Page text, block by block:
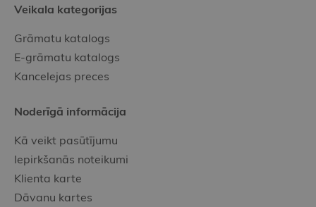
Veikala kategorijas
Grāmatu katalogs
E-grāmatu katalogs
Kancelejas preces
Noderīgā informācija
Kā veikt pasūtījumu
Iepirkšanās noteikumi
Klienta karte
Dāvanu kartes